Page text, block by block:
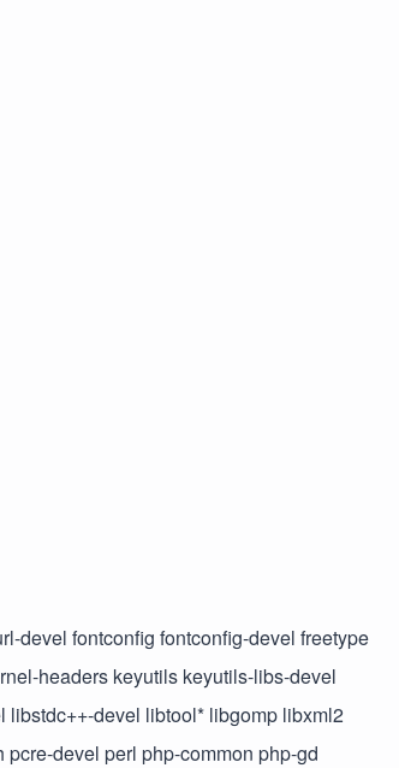
devel fontconfig fontconfig-devel freetype
headers keyutils keyutils-libs-devel
devel libtool* libgomp libxml2
devel perl php-common php-gd